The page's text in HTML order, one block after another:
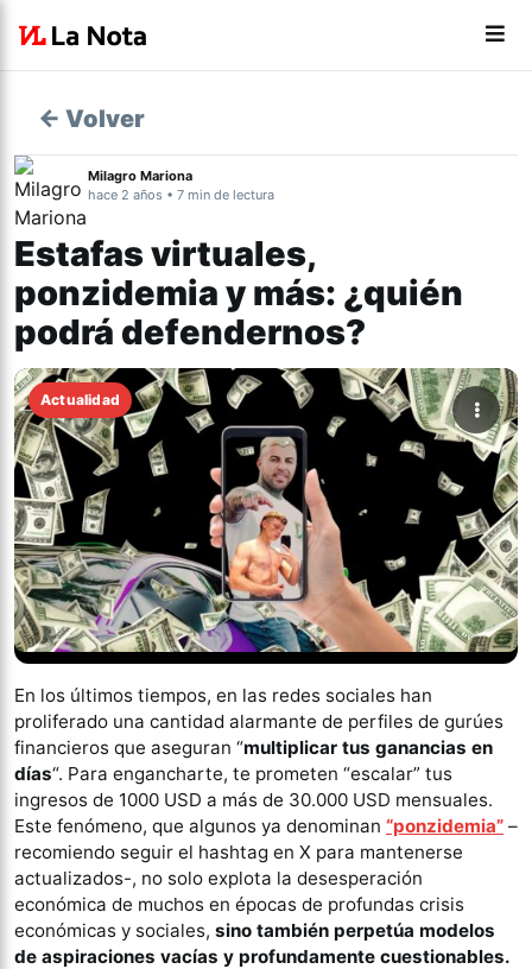
← Volver
Milagro Mariona
hace 2 años • 7 min de lectura
Estafas virtuales,
ponzidemia y más: ¿quién
podrá defendernos?
Actualidad
En los últimos tiempos, en las redes sociales han
proliferado una cantidad alarmante de perfiles de gurúes
financieros que aseguran “multiplicar tus ganancias en
días“. Para engancharte, te prometen “escalar” tus
ingresos de 1000 USD a más de 30.000 USD mensuales.
Este fenómeno, que algunos ya denominan “ponzidemia” –
recomiendo seguir el hashtag en X para mantenerse
actualizados-, no solo explota la desesperación
económica de muchos en épocas de profundas crisis
económicas y sociales, sino también perpetúa modelos
de aspiraciones vacías y profundamente cuestionables.